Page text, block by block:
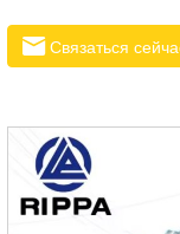
Связаться